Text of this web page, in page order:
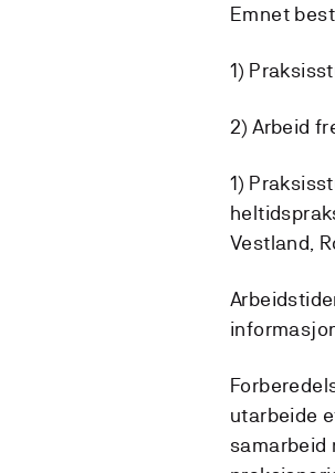
Emnet
1)
2) Arbeid
1)
Vestland,
utarbeide
samarbeid